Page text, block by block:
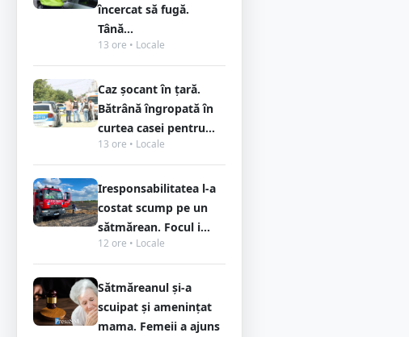
încercat să fugă.
Tână...
13 ore • Locale
Caz șocant în țară.
Bătrână îngropată în
curtea casei pentru...
13 ore • Locale
Iresponsabilitatea l-a
costat scump pe un
sătmărean. Focul i...
12 ore • Locale
Sătmăreanul și-a
scuipat și amenințat
mama. Femeii a ajuns